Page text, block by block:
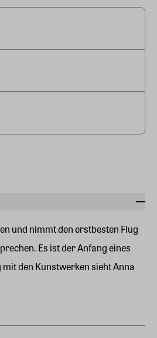
und nimmt den erstbesten Flug
Es ist der Anfang eines
den Kunstwerken sieht Anna